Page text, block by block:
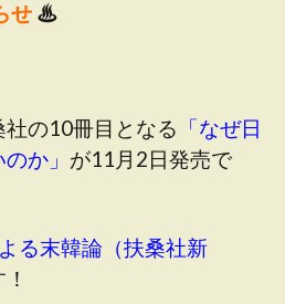
せ ♨
の10冊目となる 「なぜ日
のか 」 が11月2日発売で
る末韓論（扶桑社新